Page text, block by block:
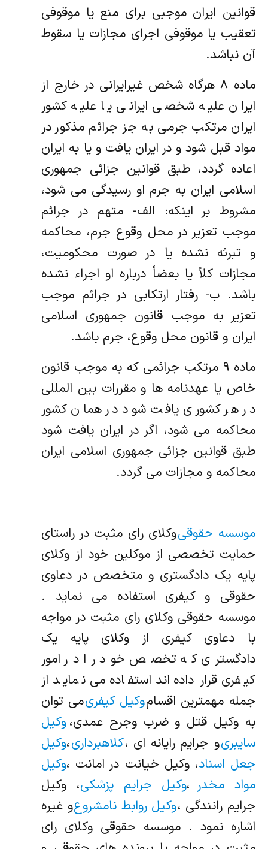
قوانین ایران موجبی برای منع یا موقوفی
تعقیب یا موقوفی اجرای مجازات یا سقوط
آن نباشد.
ماده ۸ هرگاه شخص غیرایرانی در خارج از
ایران علیه شخصی ایرانی یا علیه کشور
ایران مرتکب جرمی به جز جرائم مذکور در
مواد قبل شود و در ایران یافت و یا به ایران
اعاده گردد، طبق قوانین جزائی جمهوری
اسلامی ایران به جرم او رسیدگی می شود،
مشروط بر اینکه: الف- متهم در جرائم
موجب تعزیر در محل وقوع جرم، محاکمه
و تبرئه نشده یا در صورت محکومیت،
مجازات کلاً یا بعضاً درباره او اجراء نشده
باشد. ب- رفتار ارتکابی در جرائم موجب
تعزیر به موجب قانون جمهوری اسلامی
ایران و قانون محل وقوع، جرم باشد.
ماده ۹ مرتکب جرائمی که به موجب قانون
خاص یا عهدنامه ها و مقررات بین المللی
در هر کشوری یافت شود در همان کشور
محاکمه می شود، اگر در ایران یافت شود
طبق قوانین جزائی جمهوری اسلامی ایران
محاکمه و مجازات می گردد.
موسسه حقوقیوکلای رای مثبت در راستای
حمایت تخصصی از موکلین خود از وکلای
پایه یک دادگستری و متخصص در دعاوی
حقوقی و کیفری استفاده می نماید .
موسسه حقوقی وکلای رای مثبت در مواجه
با دعاوی کیفری از وکلای پایه یک
دادگستری که تخصص خود را در امور
کیفری قرار داده‌اند استفاده می نماید از
جمله مهمترین اقساموکیل کیفریمی توان
به وکیل قتل و ضرب وجرح عمدی،وکیل
سایبریو جرایم رایانه ای ،کلاهبرداری،وکیل
جعل اسناد، وکیل خیانت در امانت ،وکیل
مواد مخدر ،وکیل جرایم پزشکی، وکیل
جرایم رانندگی ،وکیل روابط نامشروعو غیره
اشاره نمود . موسسه حقوقی وکلای رای